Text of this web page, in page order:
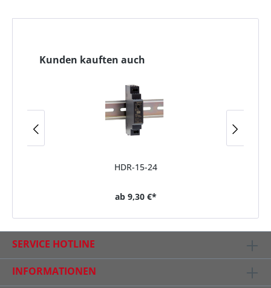
Kunden kauften auch
HDR-15-24
ab 9,30 €*
SERVICE HOTLINE
INFORMATIONEN